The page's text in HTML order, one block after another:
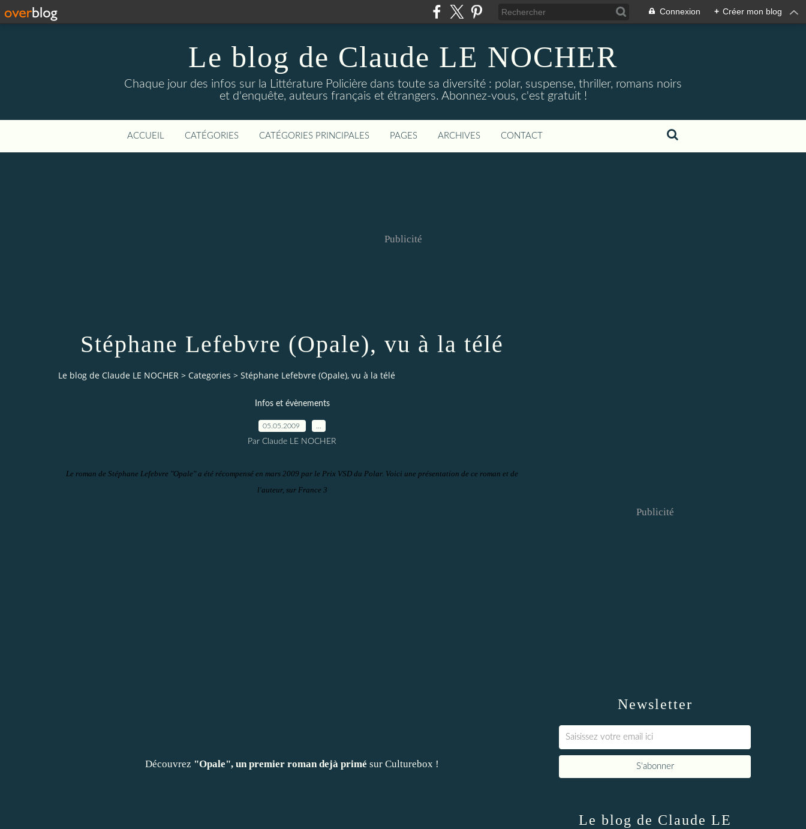
Connexion + Créer mon blog
Le blog de Claude LE NOCHER
Chaque jour des infos sur la Littérature Policière dans toute sa diversité : polar, suspense, thriller, romans noirs
et d'enquête, auteurs français et étrangers. Abonnez-vous, c'est gratuit !
ACCUEIL CATÉGORIES CATÉGORIES PRINCIPALES PAGES ARCHIVES CONTACT
Publicité
Stéphane Lefebvre (Opale), vu à la télé
Le blog de Claude LE NOCHER > Categories > Stéphane Lefebvre (Opale), vu à la télé
Infos et évènements
05.05.2009
Par Claude LE NOCHER
Le roman de Stéphane Lefebvre "Opale" a été récompensé en mars 2009 par le Prix VSD du Polar. Voici une présentation de ce roman et de
l'auteur, sur France 3
Découvrez "Opale", un premier roman dejà primé sur Culturebox !
Newsletter
Publicité
Le blog de Claude LE